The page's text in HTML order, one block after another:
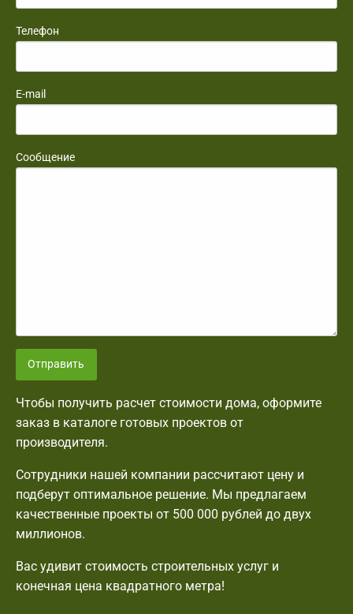
Телефон
E-mail
Сообщение
Отправить
Чтобы получить расчет стоимости дома, оформите
заказ в каталоге готовых проектов от
производителя.
Сотрудники нашей компании рассчитают цену и
подберут оптимальное решение. Мы предлагаем
качественные проекты от 500 000 рублей до двух
миллионов.
Вас удивит стоимость строительных услуг и
конечная цена квадратного метра!